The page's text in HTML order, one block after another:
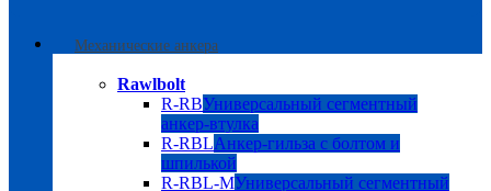
Механические анкера
Rawlbolt
R-RBУниверсальный сегментный
анкер-втулка
R-RBLАнкер-гильза с болтом и
шпилькой
R-RBL-MУниверсальный сегментный